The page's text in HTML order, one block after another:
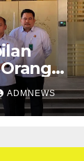
untuk
Alat
ADMNEWS